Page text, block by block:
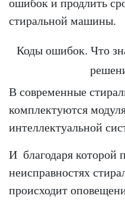
ошибок и продлить
стиральной машины.
Коды ошибок. Что
В современные
комплектуются
интеллектуальной
И благодаря которой
неисправностях
происходит